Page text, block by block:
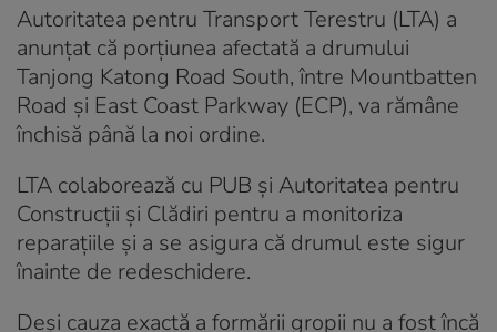
Autoritatea pentru Transport Terestru (LTA) a
anunțat că porțiunea afectată a drumului
Tanjong Katong Road South, între Mountbatten
Road și East Coast Parkway (ECP), va rămâne
închisă până la noi ordine.
LTA colaborează cu PUB și Autoritatea pentru
Construcții și Clădiri pentru a monitoriza
reparațiile și a se asigura că drumul este sigur
înainte de redeschidere.
Deși cauza exactă a formării gropii nu a fost încă